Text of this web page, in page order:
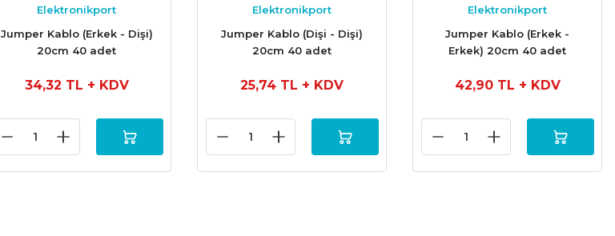
Elektronikport
Jumper Kablo (Erkek - Dişi)
20cm 40 adet
34,32 TL + KDV
Elektronikport
Jumper Kablo (Dişi - Dişi)
20cm 40 adet
25,74 TL + KDV
Elektronikport
Jumper Kablo (Erkek -
Erkek) 20cm 40 adet
42,90 TL + KDV